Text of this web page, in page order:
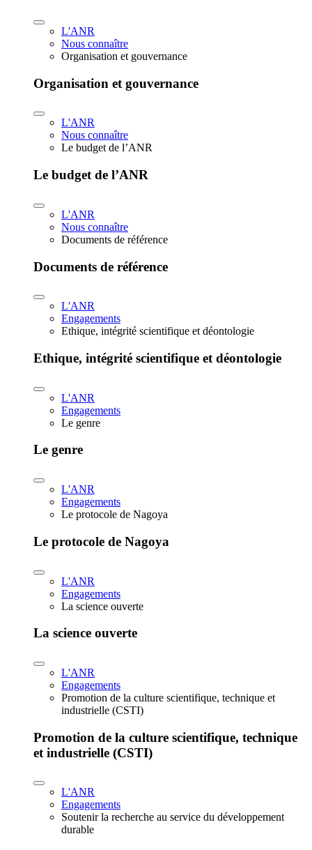
L'ANR
Nous connaître
Organisation et gouvernance
Organisation et gouvernance
L'ANR
Nous connaître
Le budget de l’ANR
Le budget de l’ANR
L'ANR
Nous connaître
Documents de référence
Documents de référence
L'ANR
Engagements
Ethique, intégrité scientifique et déontologie
Ethique, intégrité scientifique et déontologie
L'ANR
Engagements
Le genre
Le genre
L'ANR
Engagements
Le protocole de Nagoya
Le protocole de Nagoya
L'ANR
Engagements
La science ouverte
La science ouverte
L'ANR
Engagements
Promotion de la culture scientifique, technique et
industrielle (CSTI)
Promotion de la culture scientifique, technique
et industrielle (CSTI)
L'ANR
Engagements
Soutenir la recherche au service du développement
durable